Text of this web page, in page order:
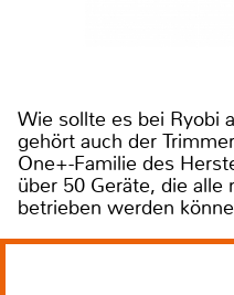
Wie sollte es bei Ryobi
gehört auch der
One+-Familie des
über 50 Geräte, die
betrieben werden